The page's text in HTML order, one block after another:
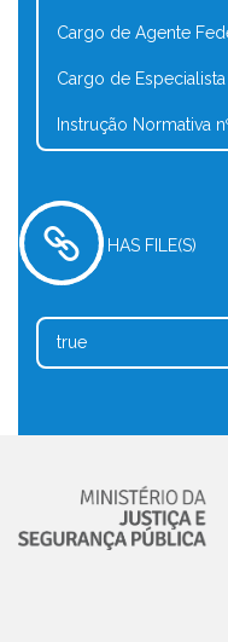
Cargo de Agente
Cargo de Especialista
Instrução Normativa
HAS FILE(S)
true